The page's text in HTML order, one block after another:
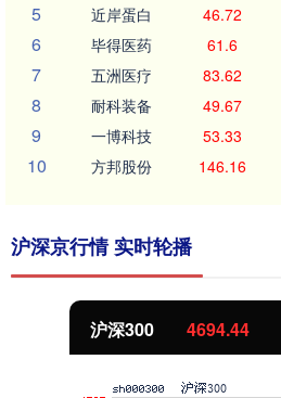
5 近岸蛋白 46.72
6 毕得医药 61.6
7 五洲医疗 83.62
8 耐科装备 49.67
9 一博科技 53.33
10 方邦股份 146.16
沪深京行情 实时轮播
沪深300 4694.44